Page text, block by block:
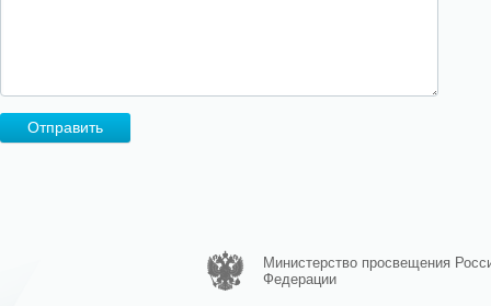
Отправить
Министерство просвещения
Федерации